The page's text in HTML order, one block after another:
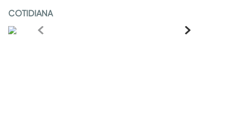
COTIDIANA
pisos
armarios closet